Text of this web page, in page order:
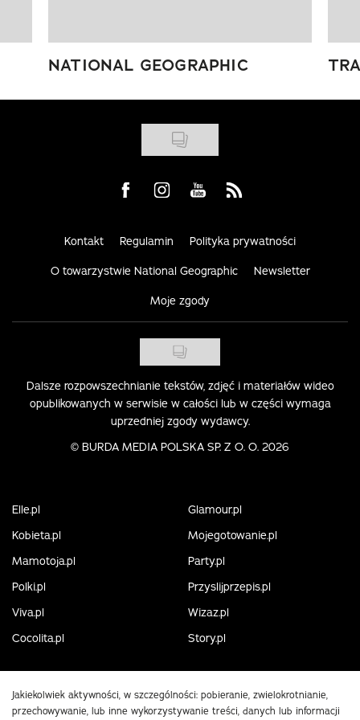
NATIONAL GEOGRAPHIC
Visit us on Facebook
Visit us on Instagram
Visit us on Youtube
Visit us on Rss
Kontakt Regulamin Polityka prywatności
O towarzystwie National Geographic Newsletter
Moje zgody
Dalsze rozpowszechnianie tekstów, zdjęć i materiałów wideo
opublikowanych w serwisie w całości lub w części wymaga
uprzedniej zgody wydawcy.
© BURDA MEDIA POLSKA SP. Z O. O. 2026
Elle.pl
Glamour.pl
Kobieta.pl
Mojegotowanie.pl
Mamotoja.pl
Party.pl
Polki.pl
Przyslijprzepis.pl
Viva.pl
Wizaz.pl
Cocolita.pl
Story.pl
Jakiekolwiek aktywności, w szczególności: pobieranie, zwielokrotnianie,
przechowywanie, lub inne wykorzystywanie treści, danych lub informacji